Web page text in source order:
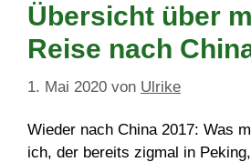
Übersicht über
Reise nach
1. Mai 2020 von Ulrike
Wieder nach China 2017: Was
ich, der bereits zigmal in Peking,